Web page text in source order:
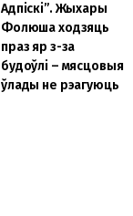
Адпіскі”. Жыхары
Фолюша ходзяць
праз яр з-за
будоўлі – мясцовыя
ўлады не рэагуюць